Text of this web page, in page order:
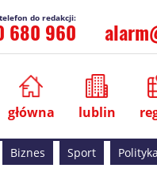
680 960
główna lublin
Biznes Sport Polityka